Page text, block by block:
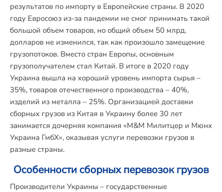
результатов по импорту в Европейские страны. В 2020
году Евросоюз из-за пандемии не смог принимать такой
большой объем товаров, но общий объем 50 млрд.
долларов не изменился, так как произошло замещение
грузопотоков. Вместо стран Европы, основным
грузополучателем стал Китай. В итоге в 2020 году
Украина вышла на хороший уровень импорта сырья –
35%, товаров отечественного производства – 40%,
изделий из металла – 25%. Организацией доставки
сборных грузов из Китая в Украину более 30 лет
занимается дочерняя компания «М&М Милитцер и Мюнх
Украина ГмбХ», оказывая услуги перевозки грузов в
разные страны.
Особенности сборных перевозок грузов
Производители Украины – государственные